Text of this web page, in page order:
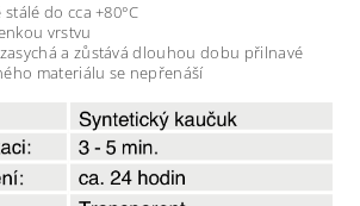
do cca +80°C
vrstvu
a zůstává dlouhou dobu přilnavé
materiálu se nepřenáší